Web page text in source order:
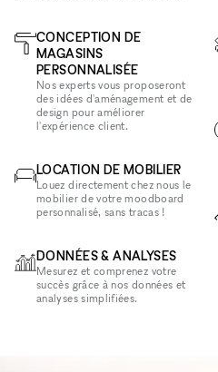
CONCEPTION DE
MAGASINS
PERSONNALISÉE
Nos experts vous proposeront
des idées d'aménagement et de
design pour améliorer
l'expérience client.
LOCATION DE MOBILIER
Louez directement chez nous le
mobilier de votre moodboard
personnalisé, sans tracas !
DONNÉES & ANALYSES
Mesurez et comprenez votre
succès grâce à nos données et
analyses simplifiées.